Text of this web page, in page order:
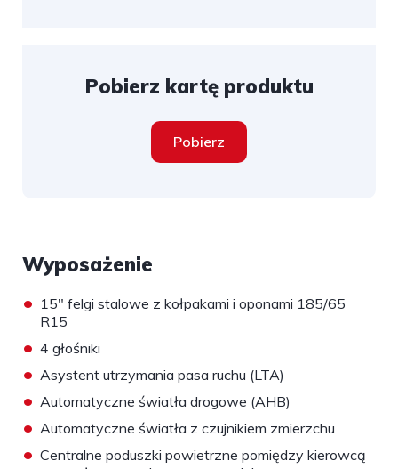
Pobierz kartę produktu
Pobierz
Wyposażenie
• 15" felgi stalowe z kołpakami i oponami 185/65
R15
• 4 głośniki
• Asystent utrzymania pasa ruchu (LTA)
• Automatyczne światła drogowe (AHB)
• Automatyczne światła z czujnikiem zmierzchu
• Centralne poduszki powietrzne pomiędzy kierowcą